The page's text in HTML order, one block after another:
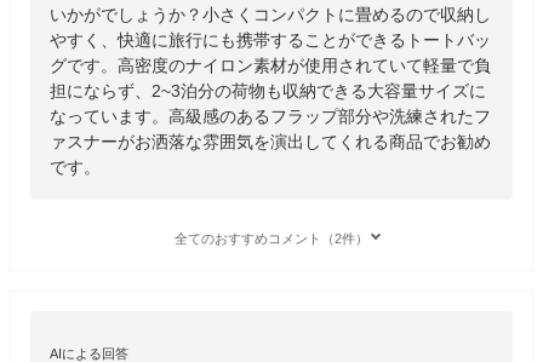
いかがでしょうか？小さくコンパクトに畳めるので収納し
やすく、快適に旅行にも携帯することができるトートバッ
グです。高密度のナイロン素材が使用されていて軽量で負
担にならず、2~3泊分の荷物も収納できる大容量サイズに
なっています。高級感のあるフラップ部分や洗練されたフ
ァスナーがお洒落な雰囲気を演出してくれる商品でお勧め
です。
全てのおすすめコメント（2件）
AIによる回答